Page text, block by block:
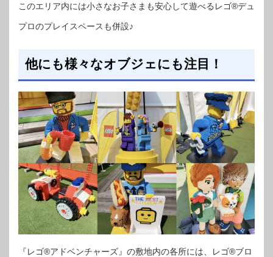
このエリア内には小さなお子さまも安心して遊べるレゴ®デュ
プロのプレイスペースも併設♪
他にも様々なオブジェにも注目！
『レゴ®アドベンチャーズ』の敷地内の各所には、レゴ®ブロ